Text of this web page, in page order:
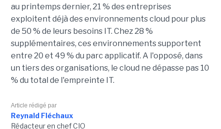
au printemps dernier, 21 % des entreprises
exploitent déjà des environnements cloud pour plus
de 50 % de leurs besoins IT. Chez 28 %
supplémentaires, ces environnements supportent
entre 20 et 49 % du parc applicatif. A l'opposé, dans
un tiers des organisations, le cloud ne dépasse pas 10
% du total de l'empreinte IT.
Article rédigé par
Reynald Fléchaux
Rédacteur en chef CIO